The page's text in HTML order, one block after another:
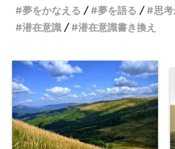
夢をかなえる
夢を語る
思
潜在意識
潜在意識書き換え